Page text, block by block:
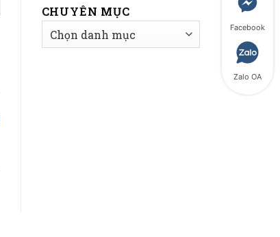
CHUYÊN MỤC
CHUYÊN
Facebook
Zalo OA